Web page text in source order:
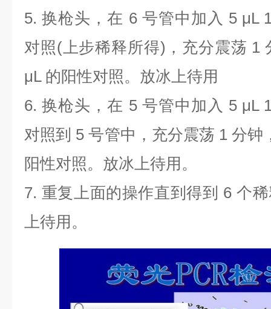
5.换枪头，在 6 号管中加入 5 μL
对照(上步稀释所得) ，充分震荡 1
μL 的阳性对照。放冰上待用
6.换枪头，在 5 号管中加入 5 μL
对照到 5号管中，充分震荡 1分钟
阳性对照。放冰上待用。
7. 重复上面的操作直到得到 6 个
上待用。